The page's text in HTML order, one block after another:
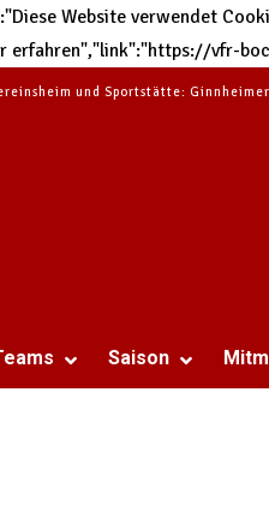
Website verwendet
erfahren","link":"https://vfr-
und Sportstätte:
Saison